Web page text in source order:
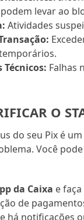
levar ao
Atividades
Técnicos: Falhas
O
do seu Pix é
Você
da Caixa e
de
há notificações